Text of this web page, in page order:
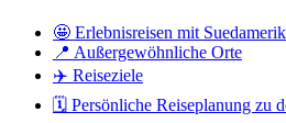
🤩 Erlebnisreisen mit
📍 Außergewöhnliche Orte
✈️ Reiseziele
🗓️ Persönliche Reiseplanung zu